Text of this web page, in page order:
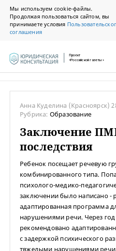
Мы используем cookie-файлы.
Продолжая пользоваться сайтом, вы
принимаете условия
соглашения
Проект
«Российской газеты»
Анна Куделина (Красноярск)
Рубрика: Образование
Заключение
последствия
Ребенок посещает речевую
комбинированного типа.
психолого-медико-
заключении было написано -
адаптированная программа
нарушениями речи. Через
рекомендовано
с задержкой психического
тяжелыми нарушениями